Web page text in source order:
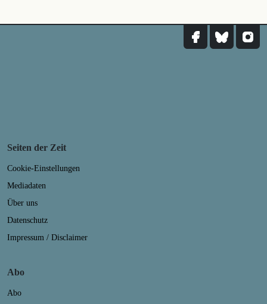
Seiten der Zeit
Cookie-Einstellungen
Mediadaten
Über uns
Datenschutz
Impressum / Disclaimer
Abo
Abo